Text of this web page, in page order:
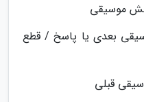
موسیقی
بعدی یا پاسخ / قطع
قبلی